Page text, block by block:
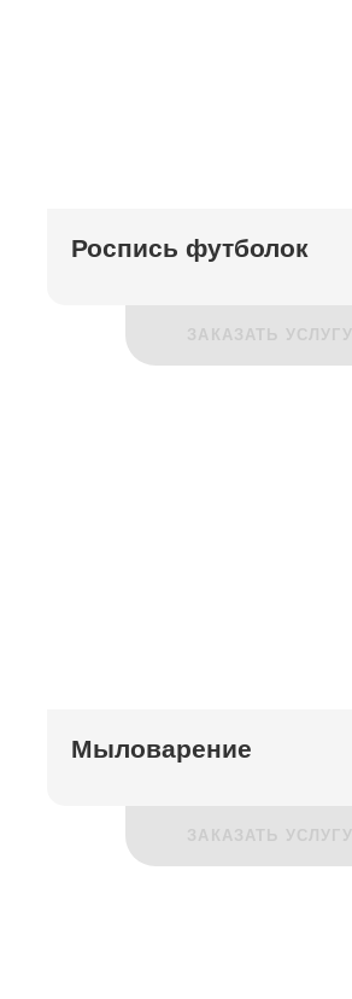
Роспись футболок
ЗАКАЗАТЬ УСЛУГУ
Мыловарение
ЗАКАЗАТЬ УСЛУГУ